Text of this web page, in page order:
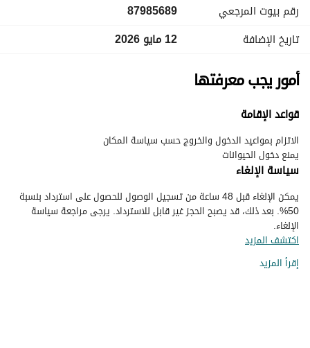
رقم بيوت المرجعي
87985689
تاريخ الإضافة
12 مايو 2026
أمور يجب معرفتها
قواعد الإقامة
يمنع دخول الحيوانات
سياسة الإلغاء
يمكن الإلغاء قبل 48 ساعة من تسجيل الوصول للحصول على استرداد بنسبة
50%. بعد ذلك، قد يصبح الحجز غير قابل للاسترداد. يرجى مراجعة سياسة
الإلغاء.
اكتشف المزيد
إقرأ المزيد